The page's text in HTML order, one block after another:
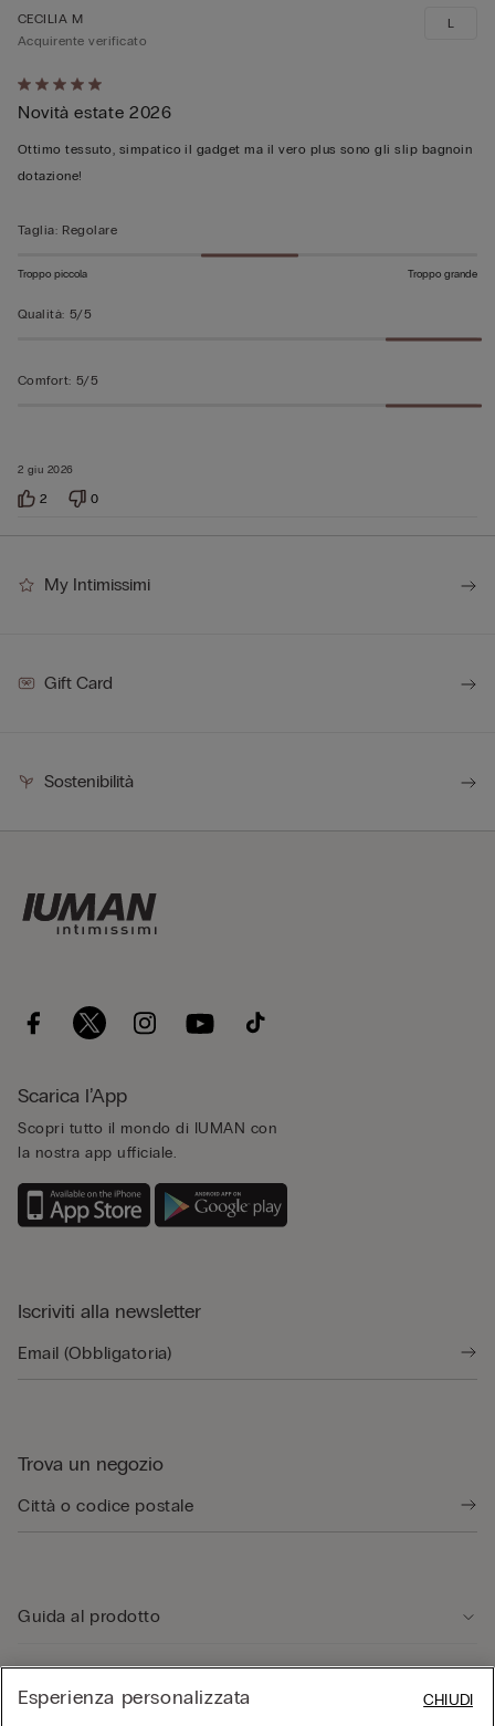
Valutato
5
su
5
2 giu 2026
CECILIA M
Acquirente verificato
Novità estate 2026
Ottimo tessuto, simpatico il gadget ma il vero plus sono gli slip bagnoin
dotazione!
L
Taglia: Regolare
Troppo piccola Troppo grande
Qualità: 5/5
Comfort: 5/5
2 0
My Intimissimi
Gift Card
Sostenibilità
Scarica l’App
Scopri tutto il mondo di IUMAN con
la nostra app ufficiale.
Iscriviti alla newsletter
Trova un negozio
Guida al prodotto
Esperienza personalizzata CHIUDI